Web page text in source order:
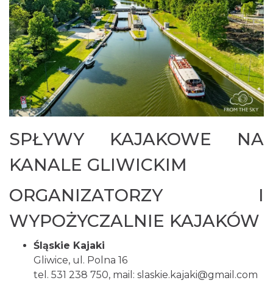
ptactwa.
SPŁYWY KAJAKOWE NA
KANALE GLIWICKIM
ORGANIZATORZY I
WYPOŻYCZALNIE KAJAKÓW
Śląskie Kajaki
Gliwice, ul. Polna 16
tel. 531 238 750, mail: slaskie.kajaki@gmail.com